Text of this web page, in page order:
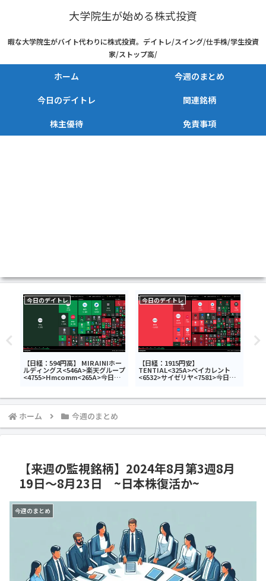
大学院生が始める株式投資
暇な大学院生がバイト代わりに株式投資。デイトレ/スイング/仕手株/学生投資
家/ストップ高/
ホーム
今週のまとめ
今日のデイトレ
関連銘柄
株主優待
免責事項
今日のデイトレ
【日経：594円高】 MIRAINIホー
ルディングス<546A>楽天グループ
<4755>Hmcomm<265A>今日の
今日のデイトレ
【日経：1915円安】
TENTIAL<325A>ベイカレント
<6532>サイゼリヤ<7581>今日の
ホーム 今週のまとめ
【来週の監視銘柄】2024年8月第3週8月
19日～8月23日 ~日本株復活か~
今週のまとめ